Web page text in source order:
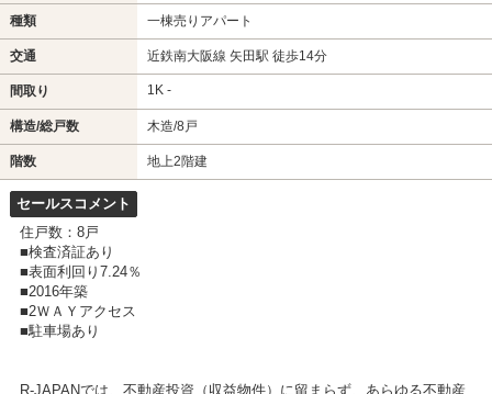
種類 一棟売りアパート
交通 近鉄南大阪線 矢田駅 徒歩14分
間取り 1K -
構造/総戸数 木造/8戸
階数 地上2階建
セールスコメント
住戸数：8戸
■検査済証あり
■表面利回り7.24％
■2016年築
■2ＷＡＹアクセス
■駐車場あり
R-JAPANでは、不動産投資（収益物件）に留まらず、あらゆる不動産